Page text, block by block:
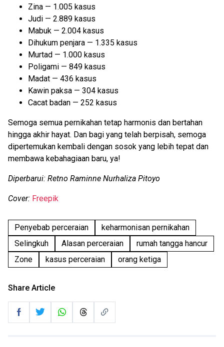
Zina — 1.005 kasus
Judi — 2.889 kasus
Mabuk — 2.004 kasus
Dihukum penjara — 1.335 kasus
Murtad — 1.000 kasus
Poligami — 849 kasus
Madat — 436 kasus
Kawin paksa — 304 kasus
Cacat badan — 252 kasus
Semoga semua pernikahan tetap harmonis dan bertahan
hingga akhir hayat. Dan bagi yang telah berpisah, semoga
dipertemukan kembali dengan sosok yang lebih tepat dan
membawa kebahagiaan baru, ya!
Diperbarui: Retno Raminne Nurhaliza Pitoyo
Cover: Freepik
Penyebab perceraian
keharmonisan pernikahan
Selingkuh
Alasan perceraian
rumah tangga hancur
Zone
kasus perceraian orang ketiga
Share Article